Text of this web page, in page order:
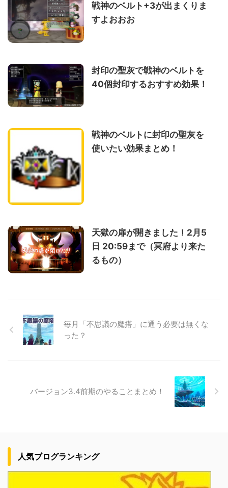
戦神のベルト+3が出まくりま
すよおおお
封印の聖灰で戦神のベルトを
40個封印するおすすめ効果！
戦神のベルトに封印の聖灰を
使いたい効果まとめ！
天獄の扉が開きました！2月5
日 20:59まで（冥府より来た
るもの）
毎月「不思議の魔搭」に通う必要は無くな
った？
バージョン3.4前期のやることまとめ！
人気ブログランキング